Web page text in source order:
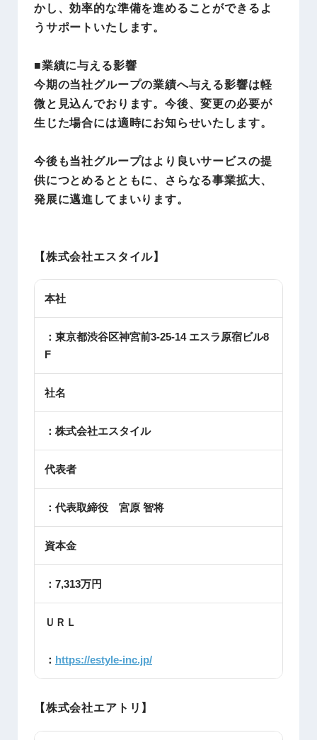
かし、効率的な準備を進めることができるよ
うサポートいたします。
■業績に与える影響
今期の当社グループの業績へ与える影響は軽
微と見込んでおります。今後、変更の必要が
生じた場合には適時にお知らせいたします。
今後も当社グループはより良いサービスの提
供につとめるとともに、さらなる事業拡大、
発展に邁進してまいります。
【株式会社エスタイル】
本社
：東京都渋谷区神宮前3-25-14 エスラ原宿ビル8
F
社名
：株式会社エスタイル
代表者
：代表取締役 宮原 智将
資本金
：7,313万円
ＵＲＬ
： https://estyle-inc.jp/
【株式会社エアトリ】